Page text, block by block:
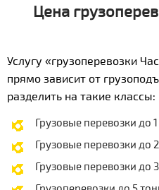
Цена
Услугу «грузоперевозки
прямо зависит от
разделить на такие классы:
Грузовые перевозки до
Грузовые перевозки до
Грузовые перевозки до